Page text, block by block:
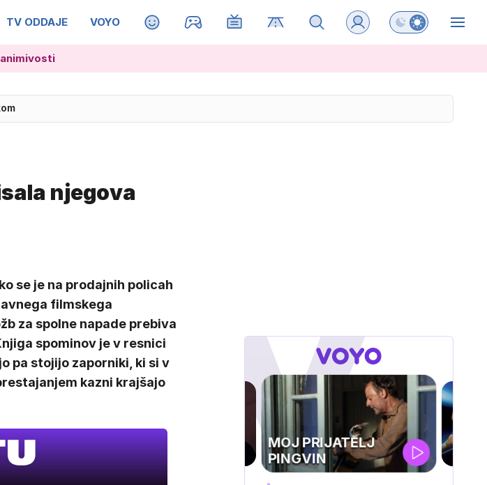
TV ODDAJE VOYO MAGAZIN Preklopi barvni
in helikopter
njegova
se je na prodajnih policah
filmskega
za spolne napade prebiva
spominov je v resnici
pa stojijo zaporniki, ki si v
kazni krajšajo
UEFA
SUPERPOKAL